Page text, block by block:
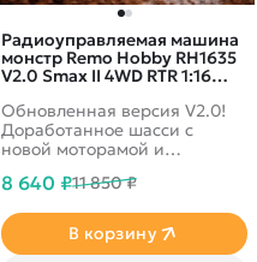
Радиоуправляемая машина
монстр Remo Hobby RH1635
V2.0 Smax II 4WD RTR 1:16
Обновленная версия V2.0!
Доработанное шасси с
новой моторамой и
влагозащита - для заездов в
полный привод 4wd,
масштаб 1:16
8 640 ₽11 850 ₽
В корзину